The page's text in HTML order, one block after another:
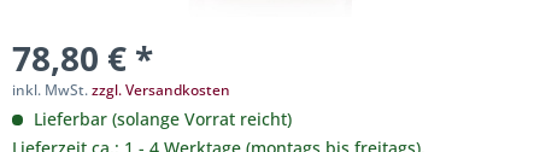
78,80 € *
inkl. MwSt.zzgl. Versandkosten
Lieferbar (solange Vorrat reicht)